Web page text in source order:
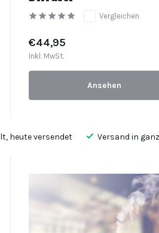
Vergleichen
€44,95
Inkl. MwSt.
Ansehen
heute versendet Versand in